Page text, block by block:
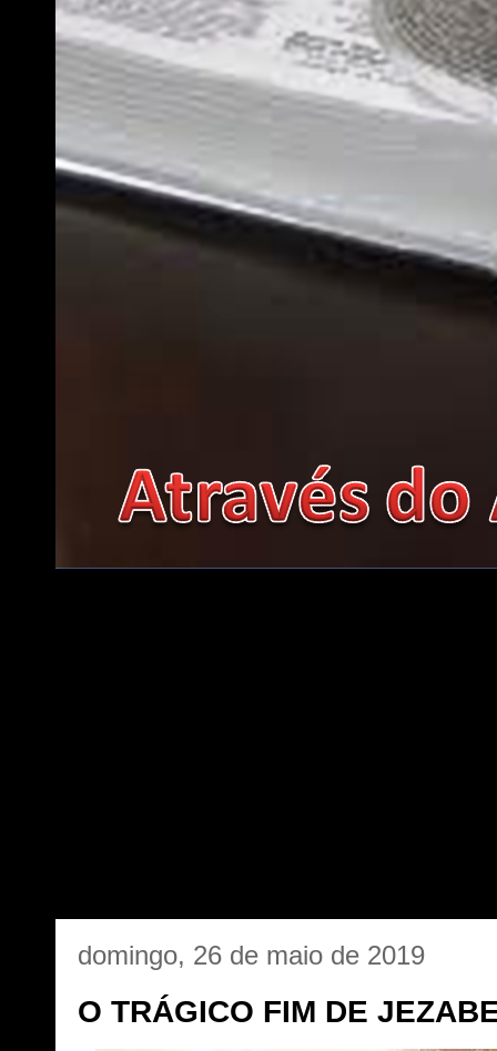
domingo, 26 de maio de 2019
O TRÁGICO FIM DE